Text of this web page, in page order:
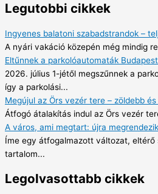
Legutobbi cikkek
Ingyenes balatoni szabadstrandok –
A nyári vakáció közepén még mindig
Eltűnnek a parkolóautomaták
2026. július 1-jétől megszűnnek a
így a parkolási...
Megújul az Örs vezér tere – zöldebb
Átfogó átalakítás indul az Örs vezér
A város, ami megtart: újra
Íme egy átfogalmazott változat, eltérő
tartalom...
Legolvasottabb cikkek